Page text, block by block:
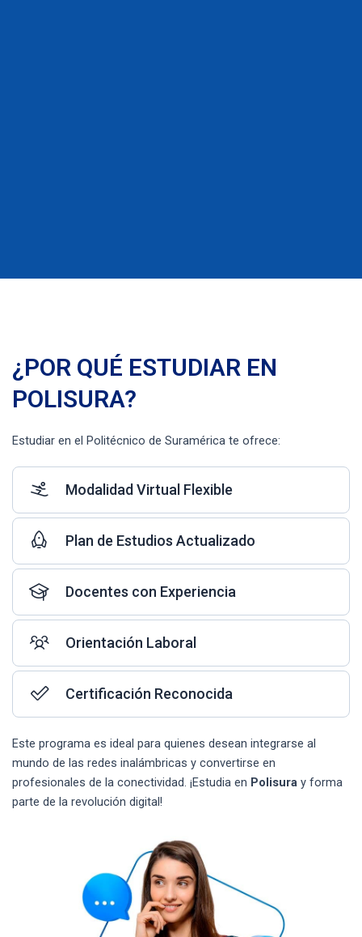
¿POR QUÉ ESTUDIAR EN
POLISURA?
Estudiar en el Politécnico de Suramérica te ofrece:
Modalidad Virtual Flexible
Plan de Estudios Actualizado
Docentes con Experiencia
Orientación Laboral
Certificación Reconocida
Este programa es ideal para quienes desean integrarse al
mundo de las redes inalámbricas y convertirse en
profesionales de la conectividad. ¡Estudia en Polisura y forma
parte de la revolución digital!